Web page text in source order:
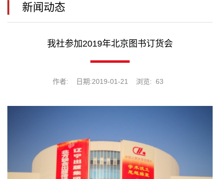
新闻动态
我社参加2019年北京图书订货会
作者: 日期:2019-01-21 浏览: 63